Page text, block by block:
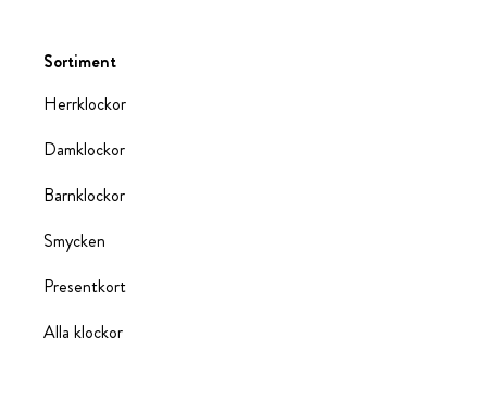
Sortiment
Herrklockor
Damklockor
Barnklockor
Smycken
Presentkort
Alla klockor